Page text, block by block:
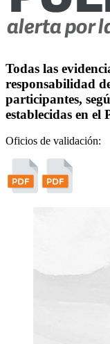
Todas las
responsabilidad
participantes,
establecidas en el
Oficios de validación: